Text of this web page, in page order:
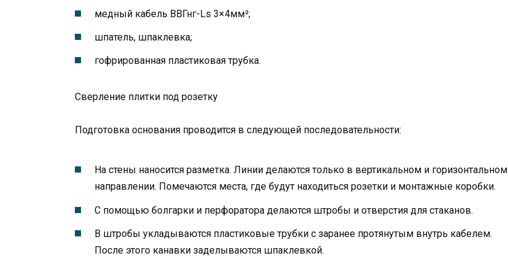
медный кабель ВВГнг-Ls 3×4мм²;
шпатель, шпаклевка;
гофрированная пластиковая трубка.
Сверление плитки под розетку
Подготовка основания проводится в следующей последовательности:
На стены наносится разметка. Линии делаются только в вертикальном и горизонтальном
направлении. Помечаются места, где будут находиться розетки и монтажные коробки.
С помощью болгарки и перфоратора делаются штробы и отверстия для стаканов.
В штробы укладываются пластиковые трубки с заранее протянутым внутрь кабелем.
После этого канавки заделываются шпаклевкой.